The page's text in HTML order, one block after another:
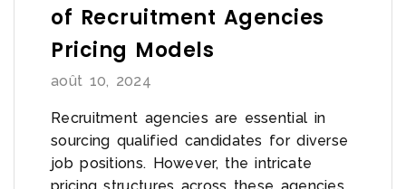
of Recruitment Agencies
Pricing Models
août 10, 2024
Recruitment agencies are essential in
sourcing qualified candidates for diverse
job positions. However, the intricate